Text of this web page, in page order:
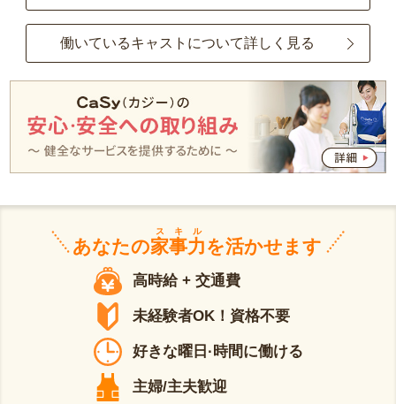
働いているキャストについて詳しく見る
あなたの家事力
スキル
を活かせます
高時給 + 交通費
未経験者OK！資格不要
好きな曜日·時間に働ける
主婦/主夫歓迎